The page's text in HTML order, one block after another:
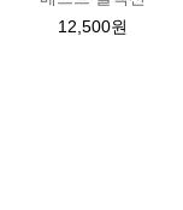
12,500원